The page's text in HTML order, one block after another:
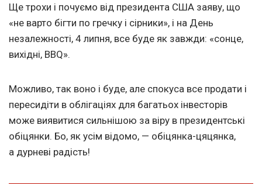
Ще трохи і почуємо від президента США заяву, що
«не варто бігти по гречку і сірники», і на День
незалежності, 4 липня, все буде як завжди: «сонце,
вихідні, BBQ».
Можливо, так воно і буде, але спокуса все продати і
пересидіти в облігаціях для багатьох інвесторів
може виявитися сильнішою за віру в президентські
обіцянки. Бо, як усім відомо, — обіцянка-цяцянка,
а дурневі радість!